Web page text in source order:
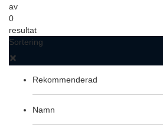
av
0
resultat
Sortering
Rekommenderad
Namn